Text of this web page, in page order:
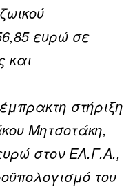
ευρώ σε
και
στήριξη
Μητσοτάκη,
στον ΕΛ.Γ.Α.,
του